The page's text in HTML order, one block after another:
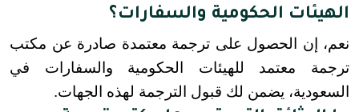
الهيئات الحكومية والسفارات؟
السعودية، يضمن لك قبول الترجمة لهذه الجهات.